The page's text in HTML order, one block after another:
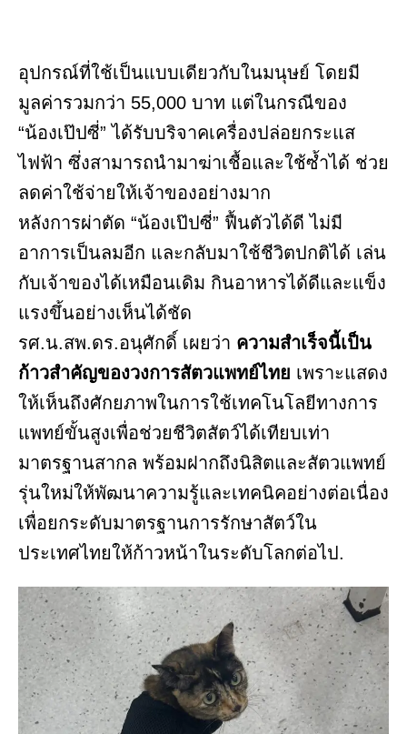
อุปกรณ์ที่ใช้เป็นแบบเดียวกับในมนุษย์ โดยมี
มูลค่ารวมกว่า 55,000 บาท แต่ในกรณีของ
“น้องเป๊ปซี่” ได้รับบริจาคเครื่องปล่อยกระแส
ไฟฟ้า ซึ่งสามารถนำมาฆ่าเชื้อและใช้ซ้ำได้ ช่วย
ลดค่าใช้จ่ายให้เจ้าของอย่างมาก
หลังการผ่าตัด “น้องเป๊ปซี่” ฟื้นตัวได้ดี ไม่มี
อาการเป็นลมอีก และกลับมาใช้ชีวิตปกติได้ เล่น
กับเจ้าของได้เหมือนเดิม กินอาหารได้ดีและแข็ง
แรงขึ้นอย่างเห็นได้ชัด
รศ.น.สพ.ดร.อนุศักดิ์ เผยว่า ความสำเร็จนี้เป็น
ก้าวสำคัญของวงการสัตวแพทย์ไทย เพราะแสดง
ให้เห็นถึงศักยภาพในการใช้เทคโนโลยีทางการ
แพทย์ขั้นสูงเพื่อช่วยชีวิตสัตว์ได้เทียบเท่า
มาตรฐานสากล พร้อมฝากถึงนิสิตและสัตวแพทย์
รุ่นใหม่ให้พัฒนาความรู้และเทคนิคอย่างต่อเนื่อง
เพื่อยกระดับมาตรฐานการรักษาสัตว์ใน
ประเทศไทยให้ก้าวหน้าในระดับโลกต่อไป.